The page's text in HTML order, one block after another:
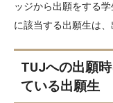
ッジから出願をする
に該当する出願生は、
TUJへの出願
ている出願生